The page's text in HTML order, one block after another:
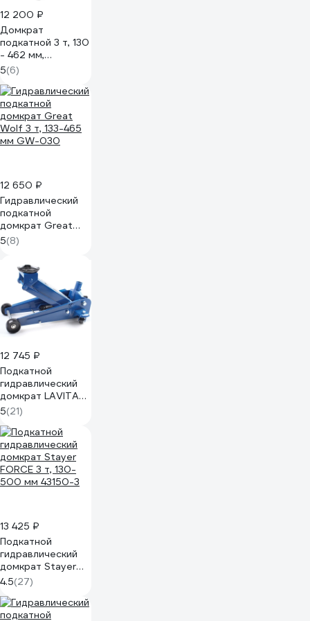
12 200 ₽
Домкрат
подкатной 3 т, 130
- 462 мм,
усиленный
RUNTEC RT-PJ3
5(6)
12 650 ₽
Гидравлический
подкатной
домкрат Great
Wolf 3 т, 133-465
мм GW-030
5(8)
12 745 ₽
Подкатной
гидравлический
домкрат LAVITA
3Т 130-490 мм LA
FJ-05
5(21)
13 425 ₽
Подкатной
гидравлический
домкрат Stayer
FORCE 3 т, 130-
500 мм 43150-3
4.5(27)